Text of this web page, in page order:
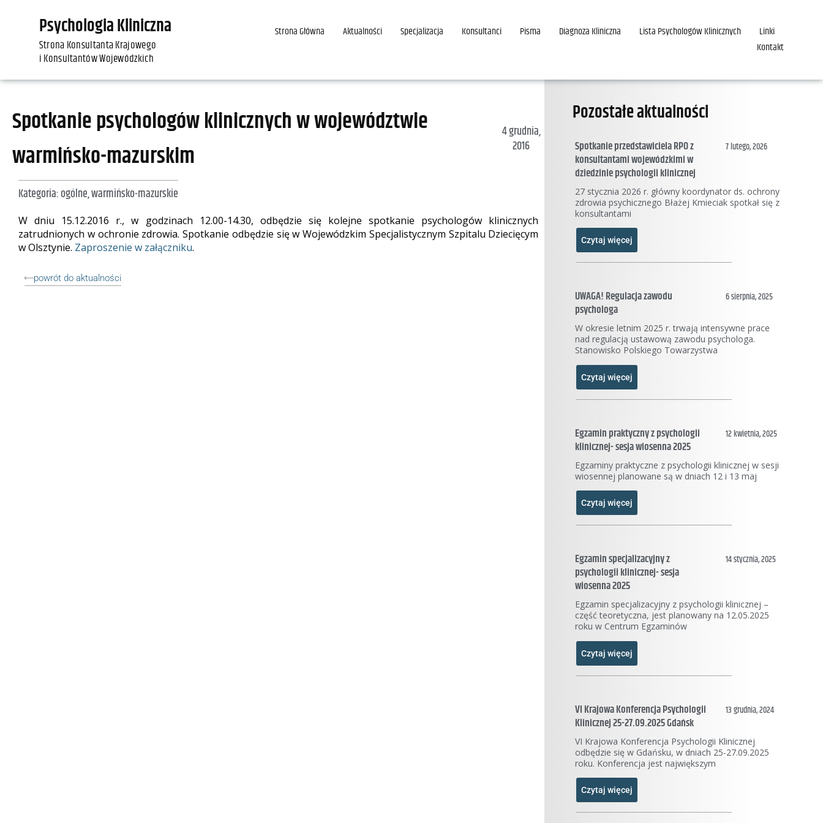
Psychologia Kliniczna
Strona Konsultanta Krajowego
i Konsultantów Wojewódzkich
Strona Główna Aktualności Specjalizacja Konsultanci Pisma Diagnoza Kliniczna Lista Psychologów Klinicznych
Linki
Kontakt
Pozostałe aktualności
Spotkanie przedstawiciela RPO z
konsultantami wojewódzkimi w
dziedzinie psychologii klinicznej
7 lutego, 2026
27 stycznia 2026 r. główny koordynator ds. ochrony
zdrowia psychicznego Błażej Kmieciak spotkał się z
konsultantami
Czytaj więcej
UWAGA! Regulacja zawodu
psychologa
6 sierpnia, 2025
W okresie letnim 2025 r. trwają intensywne prace
nad regulacją ustawową zawodu psychologa.
Stanowisko Polskiego Towarzystwa
Czytaj więcej
Egzamin praktyczny z psychologii
klinicznej- sesja wiosenna 2025
12 kwietnia, 2025
Egzaminy praktyczne z psychologii klinicznej w sesji
wiosennej planowane są w dniach 12 i 13 maj
Czytaj więcej
Egzamin specjalizacyjny z
psychologii klinicznej- sesja
wiosenna 2025
14 stycznia, 2025
Egzamin specjalizacyjny z psychologii klinicznej –
część teoretyczna, jest planowany na 12.05.2025
roku w Centrum Egzaminów
Czytaj więcej
VI Krajowa Konferencja Psychologii
Klinicznej 25-27.09.2025 Gdańsk
13 grudnia, 2024
VI Krajowa Konferencja Psychologii Klinicznej
odbędzie się w Gdańsku, w dniach 25-27.09.2025
roku. Konferencja jest największym
Czytaj więcej
Spotkanie psychologów klinicznych w województwie
warmińsko-mazurskim
4 grudnia,
2016
Kategoria:ogólne,warmińsko-mazurskie
W dniu 15.12.2016 r., w godzinach 12.00-14.30, odbędzie się kolejne spotkanie psychologów klinicznych
zatrudnionych w ochronie zdrowia. Spotkanie odbędzie się w Wojewódzkim Specjalistycznym Szpitalu Dziecięcym
w Olsztynie. Zaproszenie w załączniku.
powrót do aktualności